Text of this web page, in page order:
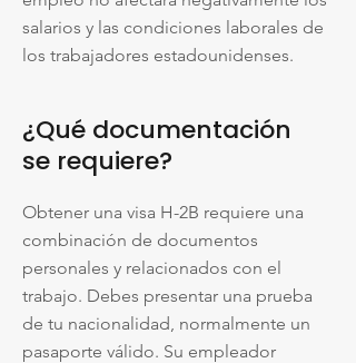
salarios y las condiciones laborales de
los trabajadores estadounidenses.
¿Qué documentación
se requiere?
Obtener una visa H-2B requiere una
combinación de documentos
personales y relacionados con el
trabajo. Debes presentar una prueba
de tu nacionalidad, normalmente un
pasaporte válido. Su empleador